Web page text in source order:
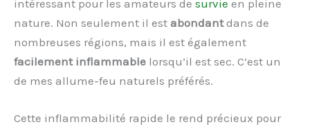
intéressant pour les amateurs de survie en pleine
nature. Non seulement il est abondantdans de
nombreuses régions, mais il est également
facilement inflammable lorsqu’il est sec. C’est un
de mes allume-feu naturels préférés.
Cette inflammabilité rapide le rend précieux pour